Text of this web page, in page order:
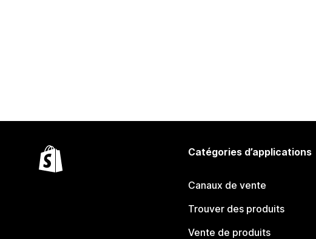
Catégories d’applications
Canaux de vente
Trouver des produits
Vente de produits